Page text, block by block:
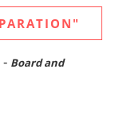
Board and